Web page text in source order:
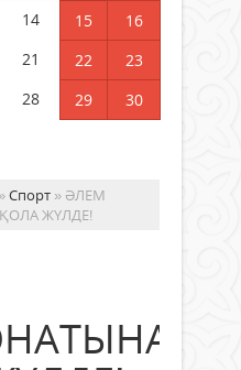
14 15
16
21 22
23
28 29
30
»Спорт » ӘЛЕМ
ЖҮЛДЕ!